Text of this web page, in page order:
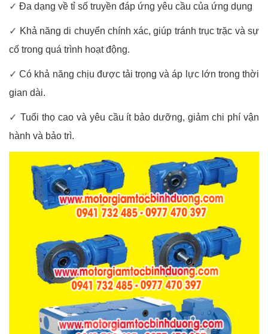
✓ Đa dạng về tỉ số truyền đáp ứng yêu cầu của ứng dụng
✓ Khả năng di chuyển chính xác, giúp tránh trục trặc và sự
cố trong quá trình hoạt động.
✓Có khả năng chịu được tải trọng và áp lực lớn trong thời
gian dài.
✓ Tuổi thọ cao và yêu cầu ít bảo dưỡng, giảm chi phí vận
hành và bảo trì.